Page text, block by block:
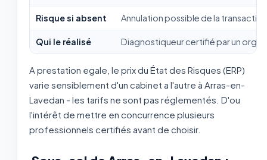
Risque si absent Annulation possible de la transaction
Qui le réalisé Diagnostiqueur certifié par un
A prestation egale, le prix du État des Risques (ERP)
varie sensiblement d'un cabinet a l'autre à Arras-en-
Lavedan - les tarifs ne sont pas réglementés. D'ou
l'intérêt de mettre en concurrence plusieurs
professionnels certifiés avant de choisir.